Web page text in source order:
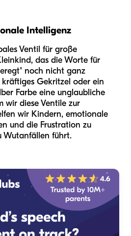
Intelligenz
Ventil für große
das die Worte für
noch nicht ganz
Gekritzel oder ein
Farbe eine unglaubliche
wir diese Ventile zur
wir Kindern, emotionale
und die Frustration zu
Wutanfällen führt.